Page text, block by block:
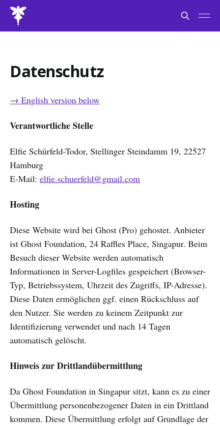
Datenschutz
→ English version below
Verantwortliche Stelle
Elfie Schürfeld-Todor, Stellinger Steindamm 19, 22527
Hamburg
E-Mail: elfie.schuerfeld@gmail.com
Hosting
Diese Website wird bei Ghost (Pro) gehostet. Anbieter
ist Ghost Foundation, 24 Raffles Place, Singapur. Beim
Besuch dieser Website werden automatisch
Informationen in Server-Logfiles gespeichert (Browser-
Typ, Betriebssystem, Uhrzeit des Zugriffs, IP-Adresse).
Diese Daten ermöglichen ggf. einen Rückschluss auf
den Nutzer. Sie werden zu keinem Zeitpunkt zur
Identifizierung verwendet und nach 14 Tagen
automatisch gelöscht.
Hinweis zur Drittlandübermittlung
Da Ghost Foundation in Singapur sitzt, kann es zu einer
Übermittlung personenbezogener Daten in ein Drittland
kommen. Diese Übermittlung erfolgt auf Grundlage der